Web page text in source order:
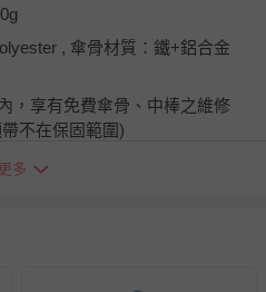
, 傘骨材質：鐵+鋁合金
，享有免費傘骨、中棒之維修
不在保固範圍)
* 50mm
多